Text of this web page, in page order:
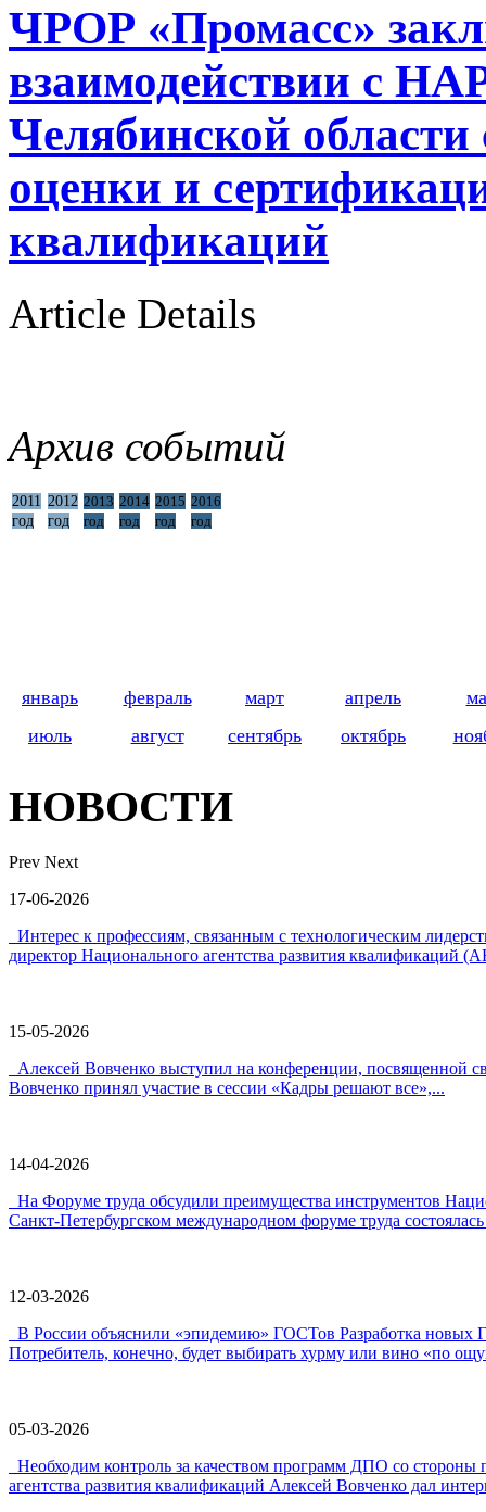
ЧРОР «Промасс»
взаимодействии с
Челябинской
оценки и
квалификаций
Article Details
Архив событий
2011
год
2012
год
2013
год
2014
год
2015
год
2016
год
январь февраль март апрель
июль
август сентябрь октябрь
НОВОСТИ
Prev Next
17-06-2026
Интерес к профессиям, связанным с технологическим
директор Национального агентства развития квалификаций
15-05-2026
Алексей Вовченко выступил на конференции,
Вовченко принял участие в сессии «Кадры решают все»,...
14-04-2026
На Форуме труда обсудили преимущества инструментов
Санкт-Петербургском международном форуме труда
12-03-2026
В России объяснили «эпидемию» ГОСТов Разработка новых
Потребитель, конечно, будет выбирать хурму или вино «по
05-03-2026
Необходим контроль за качеством программ ДПО со
агентства развития квалификаций Алексей Вовченко дал